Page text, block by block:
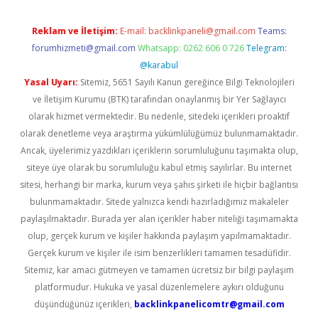
Reklam ve İletişim: E-mail: backlinkpaneli@gmail.com Teams:
forumhizmeti@gmail.com Whatsapp: 0262 606 0 726 Telegram:
@karabul
Yasal Uyarı: Sitemiz, 5651 Sayılı Kanun gereğince Bilgi Teknolojileri
ve İletişim Kurumu (BTK) tarafından onaylanmış bir Yer Sağlayıcı
olarak hizmet vermektedir. Bu nedenle, sitedeki içerikleri proaktif
olarak denetleme veya araştırma yükümlülüğümüz bulunmamaktadır.
Ancak, üyelerimiz yazdıkları içeriklerin sorumluluğunu taşımakta olup,
siteye üye olarak bu sorumluluğu kabul etmiş sayılırlar. Bu internet
sitesi, herhangi bir marka, kurum veya şahıs şirketi ile hiçbir bağlantısı
bulunmamaktadır. Sitede yalnızca kendi hazırladığımız makaleler
paylaşılmaktadır. Burada yer alan içerikler haber niteliği taşımamakta
olup, gerçek kurum ve kişiler hakkında paylaşım yapılmamaktadır.
Gerçek kurum ve kişiler ile isim benzerlikleri tamamen tesadüfidir.
Sitemiz, kar amacı gütmeyen ve tamamen ücretsiz bir bilgi paylaşım
platformudur. Hukuka ve yasal düzenlemelere aykırı olduğunu
düşündüğünüz içerikleri, backlinkpanelicomtr@gmail.com